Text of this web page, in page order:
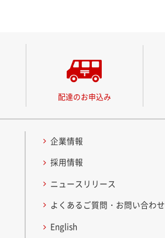
配達のお申込み
企業情報
採用情報
ニュースリリース
よくあるご質問・お問い合わせ
English